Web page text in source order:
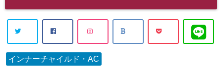
インナーチャイルド・AC